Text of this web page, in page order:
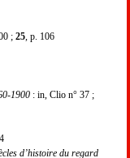
; 25 , p. 106
1900 : in, Clio n° 37 ;
d’histoire du regard